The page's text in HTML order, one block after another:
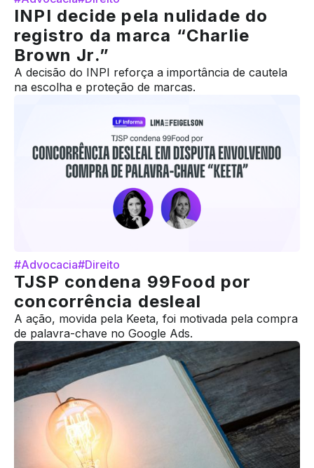
INPI decide pela nulidade do
registro da marca “Charlie
Brown Jr.”
A decisão do INPI reforça a importância de cautela
na escolha e proteção de marcas.
#Advocacia#Direito
TJSP condena 99Food por
concorrência desleal
A ação, movida pela Keeta, foi motivada pela compra
de palavra-chave no Google Ads.